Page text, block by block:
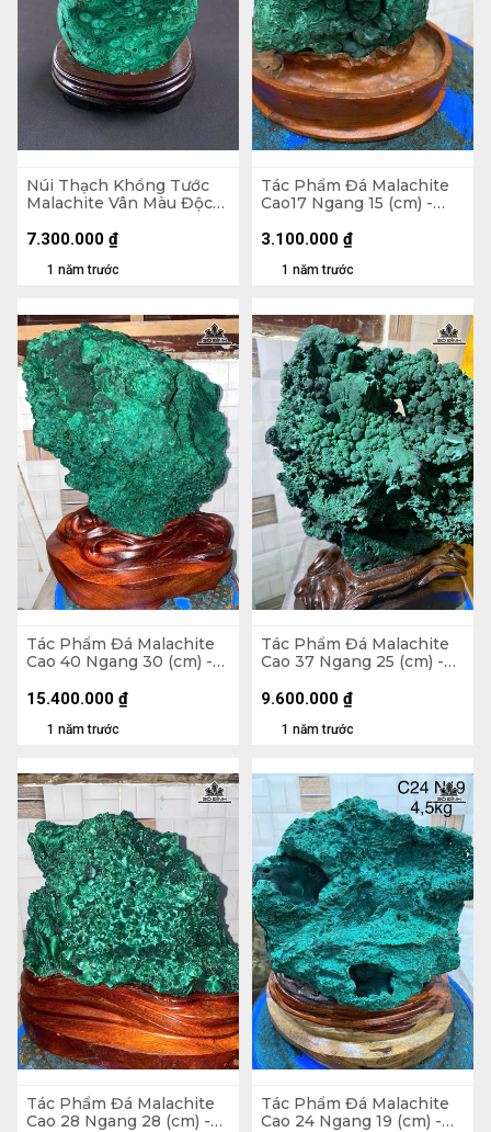
Núi Thạch Khổng Tước
Malachite Vân Màu Độc
18x14,5x7cm. Lên Đế
1 năm trước
7.300.000 ₫
Tác Phẩm Đá Malachite
Cao17 Ngang 15 (cm) -
1 năm trước
3.100.000 ₫
Tác Phẩm Đá Malachite
Cao 40 Ngang 30 (cm) -
1 năm trước
15.400.000 ₫
Tác Phẩm Đá Malachite
Cao 37 Ngang 25 (cm) -
1 năm trước
9.600.000 ₫
Tác Phẩm Đá Malachite
Cao 28 Ngang 28 (cm) -
Tác Phẩm Đá Malachite
Cao 24 Ngang 19 (cm) -